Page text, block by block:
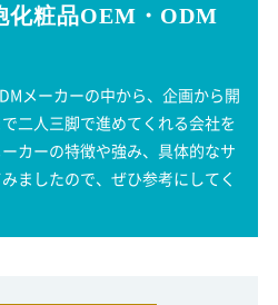
化粧品OEM・ODM
メーカーの中から、企画から開
二人三脚で進めてくれる会社を
カーの特徴や強み、具体的なサ
ましたので、ぜひ参考にしてく